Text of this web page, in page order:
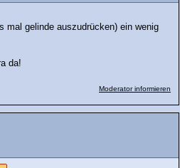
mal gelinde auszudrücken) ein wenig
da!
Moderator informieren